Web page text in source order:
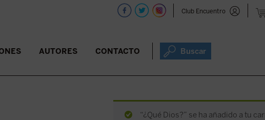
Club Encuentro
AUTORES CONTACTO Buscar
“¿Qué Dios?” se ha añadido a tu